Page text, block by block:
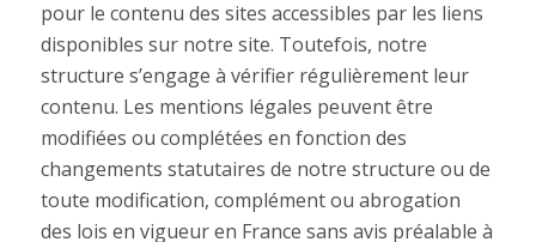
pour le contenu des sites accessibles par les liens
disponibles sur notre site. Toutefois, notre
structure s’engage à vérifier régulièrement leur
contenu. Les mentions légales peuvent être
modifiées ou complétées en fonction des
changements statutaires de notre structure ou de
toute modification, complément ou abrogation
des lois en vigueur en France sans avis préalable à